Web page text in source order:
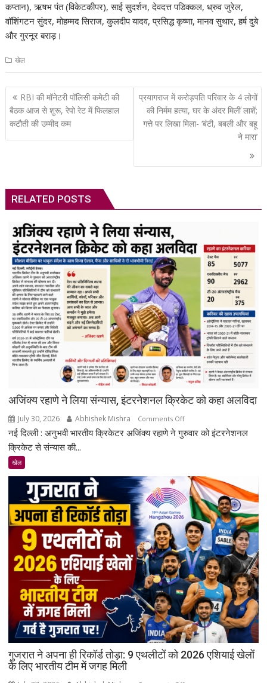
कप्तान), ऋषभ पंत (विकेटकीपर), साई सुदर्शन, देवदत्त पडिक्कल, ध्रुव जुरेल,
वॉशिंगटन सुंदर, मोहम्मद सिराज, कुलदीप यादव, प्रसिद्ध कृष्णा, मानव सुथार, हर्ष दुबे
और गुरनूर बराड़।
खेल
Post
navigation
RBI की मॉनेटरी पॉलिसी कमेटी की
बैठक आज से शुरू, रेपो रेट में फिलहाल
कटौती की उम्मीद कम
प्रयागराज में करोड़पति परिवार के 4 लोगों
की निर्मम हत्या, घर के अंदर मिलीं लाशें;
गत्ते पर लिखा मिला- ‘बंटी, बबली और बहू
ने मारा’
RELATED POSTS
अजिंक्य रहाणे ने लिया संन्यास, इंटरनेशनल क्रिकेट को कहा अलविदा
July 30, 2026 Abhishek Mishra Comments Offon
अजिंक्य
संन्यास,
इंटरनेशनल
क्रिकेट
को
कहा
अलविदा
नई दिल्ली : अनुभवी भारतीय क्रिकेटर अजिंक्य रहाणे ने गुरुवार को इंटरनेशनल
क्रिकेट से संन्यास की...
खेल
गुजरात ने अपना ही रिकॉर्ड तोड़ा: 9 एथलीटों को 2026 एशियाई खेलों
के लिए भारतीय टीम में जगह मिली